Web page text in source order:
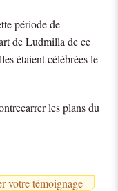
période de
de Ludmilla de ce
étaient célébrées le
les plans du
votre témoignage